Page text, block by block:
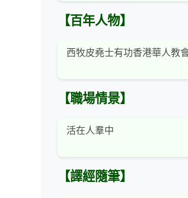
【百年人物】
西牧皮堯士有功香港華人教會
【職場情景】
活在人羣中
【譯經隨筆】